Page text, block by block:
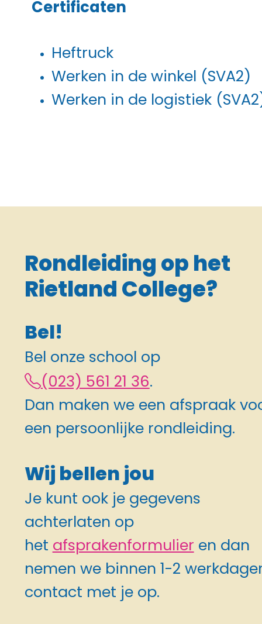
Certificaten
Heftruck
Werken in de winkel (SVA2)
Werken in de logistiek
Rondleiding op het
Rietland College?
Bel!
Bel onze school op
(023) 561 21 36.
Dan maken we een afspraak
een persoonlijke rondleiding.
Wij bellen jou
Je kunt ook je gegevens
achterlaten op
het afsprakenformulier en dan
nemen we binnen 1-2
contact met je op.